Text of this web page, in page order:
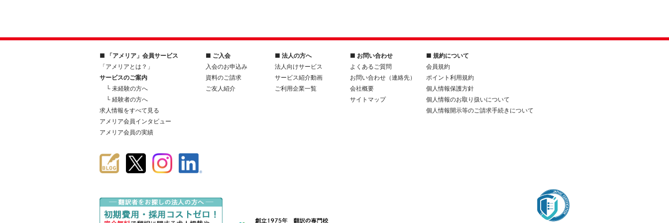
■ 「アメリア」会員サービス
「アメリアとは？」
サービスのご案内
└ 未経験の方へ
└ 経験者の方へ
求人情報をすべて見る
アメリア会員インタビュー
アメリア会員の実績
■ ご入会
入会のお申込み
資料のご請求
ご友人紹介
■ 法人の方へ
法人向けサービス
サービス紹介動画
ご利用企業一覧
■ お問い合わせ
よくあるご質問
お問い合わせ（連絡先）
会社概要
サイトマップ
■ 規約について
会員規約
ポイント利用規約
個人情報保護方針
個人情報のお取り扱いについて
個人情報開示等のご請求手続きについて